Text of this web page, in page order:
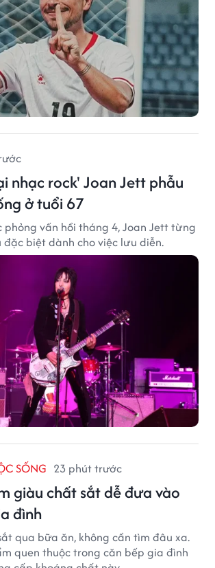
nhạc rock' Joan Jett phẫu
ở tuổi 67
phỏng vấn hồi tháng 4, Joan Jett từng
đặc biệt dành cho việc lưu diễn.
SỐNG 23 phút trước
giàu chất sắt dễ đưa vào
đình
qua bữa ăn, không cần tìm đâu xa.
quen thuộc trong căn bếp gia đình